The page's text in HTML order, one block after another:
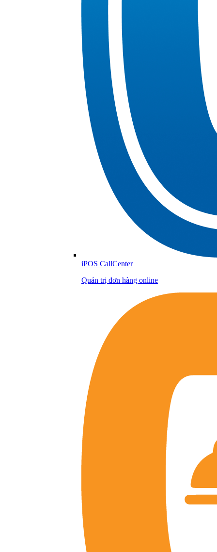
iPOS CallCenter
Quản trị đơn hàng online